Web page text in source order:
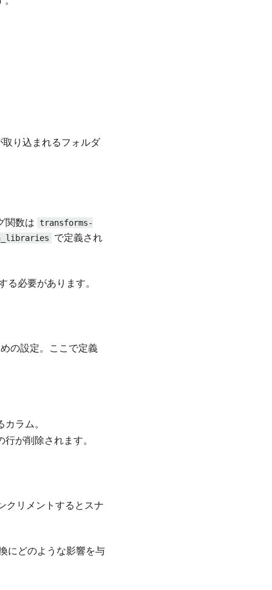
り込まれるフォルダ
関数は transforms-
で定義され
る必要があります。
の設定。ここで定義
ラム。
行が削除されます。
クリメントするとスナ
にどのような影響を与